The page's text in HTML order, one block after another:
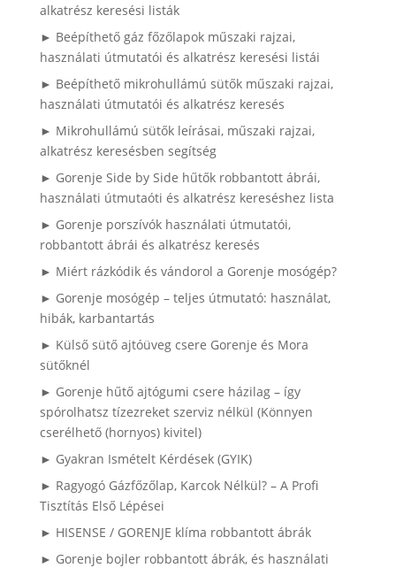
alkatrész keresési listák
► Beépíthető gáz főzőlapok műszaki rajzai,
használati útmutatói és alkatrész keresési listái
► Beépíthető mikrohullámú sütők műszaki rajzai,
használati útmutatói és alkatrész keresés
► Mikrohullámú sütők leírásai, műszaki rajzai,
alkatrész keresésben segítség
► Gorenje Side by Side hűtők robbantott ábrái,
használati útmutaóti és alkatrész kereséshez lista
► Gorenje porszívók használati útmutatói,
robbantott ábrái és alkatrész keresés
► Miért rázkódik és vándorol a Gorenje mosógép?
► Gorenje mosógép – teljes útmutató: használat,
hibák, karbantartás
► Külső sütő ajtóüveg csere Gorenje és Mora
sütőknél
► Gorenje hűtő ajtógumi csere házilag – így
spórolhatsz tízezreket szerviz nélkül (Könnyen
cserélhető (hornyos) kivitel)
► Gyakran Ismételt Kérdések (GYIK)
► Ragyogó Gázfőzőlap, Karcok Nélkül? – A Profi
Tisztítás Első Lépései
► HISENSE / GORENJE klíma robbantott ábrák
► Gorenje bojler robbantott ábrák, és használati